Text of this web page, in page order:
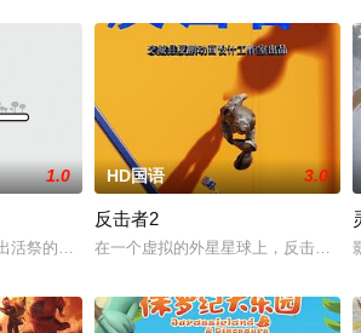
寻母亲阿勿巴吉（周迅 配音）的足迹，踏上神山
1.0
活祭的小孩，杀死龙三太子。因而惹怒了龙神，
HD国语 3.0
反击者2
在一个虚拟的外星星球上，反击者是